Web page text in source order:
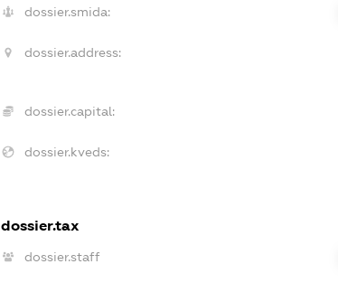
dossier.smida:
dossier.address:
dossier.capital:
dossier.kveds:
dossier.tax
dossier.staff